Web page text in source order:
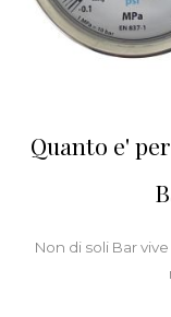
Quanto e'
Non di soli Bar